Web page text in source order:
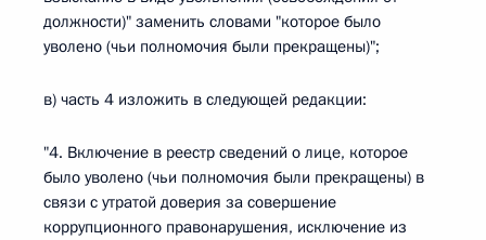
должности)" заменить словами "которое было
уволено (чьи полномочия были прекращены)";
в) часть 4 изложить в следующей редакции:
"4. Включение в реестр сведений о лице, которое
было уволено (чьи полномочия были прекращены) в
связи с утратой доверия за совершение
коррупционного правонарушения, исключение из